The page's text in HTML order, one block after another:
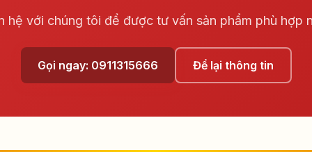
hệ với chúng tôi để được tư vấn sản phẩm phù hợp
Gọi ngay: 0911315666 Để lại thông tin